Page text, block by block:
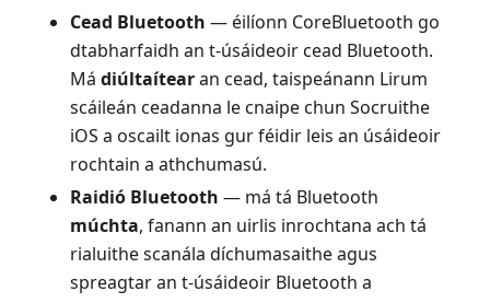
Cead Bluetooth — éilíonn CoreBluetooth go
dtabharfaidh an t-úsáideoir cead Bluetooth.
Má diúltaítearan cead, taispeánann Lirum
scáileán ceadanna le cnaipe chun Socruithe
iOS a oscailt ionas gur féidir leis an úsáideoir
rochtain a athchumasú.
Raidió Bluetooth — má tá Bluetooth
múchta, fanann an uirlis inrochtana ach tá
rialuithe scanála díchumasaithe agus
spreagtar an t-úsáideoir Bluetooth a